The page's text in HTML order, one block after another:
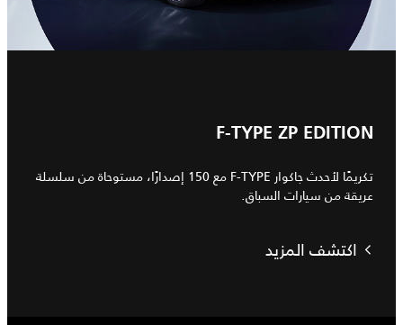
F-TYPE ZP EDITION
تكريمًا لأحدث جاكوار F-TYPE مع 150 إصدارًا، مستوحاة من سلسلة
عريقة من سيارات السباق.
اكتشف المزيد